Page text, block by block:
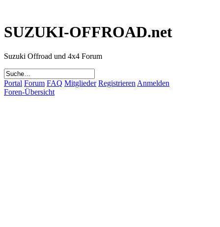
SUZUKI-OFFROAD.net
Suzuki Offroad und 4x4 Forum
Portal Forum FAQ Mitglieder Registrieren Anmelden
Foren-Übersicht